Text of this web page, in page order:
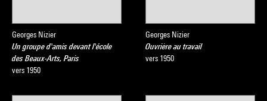
Georges Nizier
Un groupe d'amis devant l'école
des Beaux-Arts, Paris
vers 1950
Georges Nizier
Ouvrière au travail
vers 1950